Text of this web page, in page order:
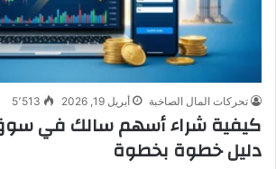
تحركات المال الصاخبة أبريل 19, 2026 5٬513
كيفية شراء أسهم سالك في
دليل خطوة بخطوة